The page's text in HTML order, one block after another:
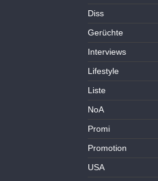
Diss
Gerüchte
Interviews
Lifestyle
Liste
NoA
Promi
Promotion
USA